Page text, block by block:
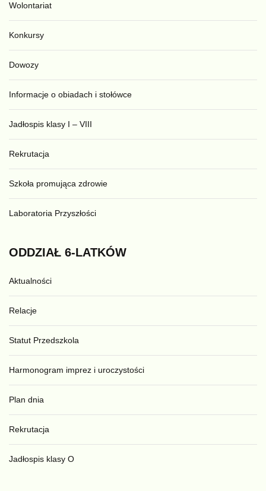
Wolontariat
Konkursy
Dowozy
Informacje o obiadach i stołówce
Jadłospis klasy I – VIII
Rekrutacja
Szkoła promująca zdrowie
Laboratoria Przyszłości
ODDZIAŁ 6-LATKÓW
Aktualności
Relacje
Statut Przedszkola
Harmonogram imprez i uroczystości
Plan dnia
Rekrutacja
Jadłospis klasy O